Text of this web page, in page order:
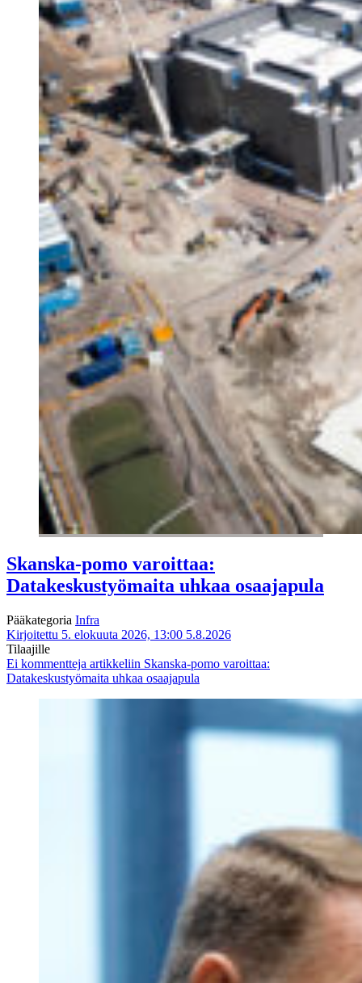
Skanska-pomo varoittaa:
Datakeskustyömaita uhkaa osaajapula
Pääkategoria Infra
Kirjoitettu 5. elokuuta 2026, 13:00 5.8.2026
Tilaajille
Ei kommentteja artikkeliin Skanska-pomo varoittaa:
Datakeskustyömaita uhkaa osaajapula